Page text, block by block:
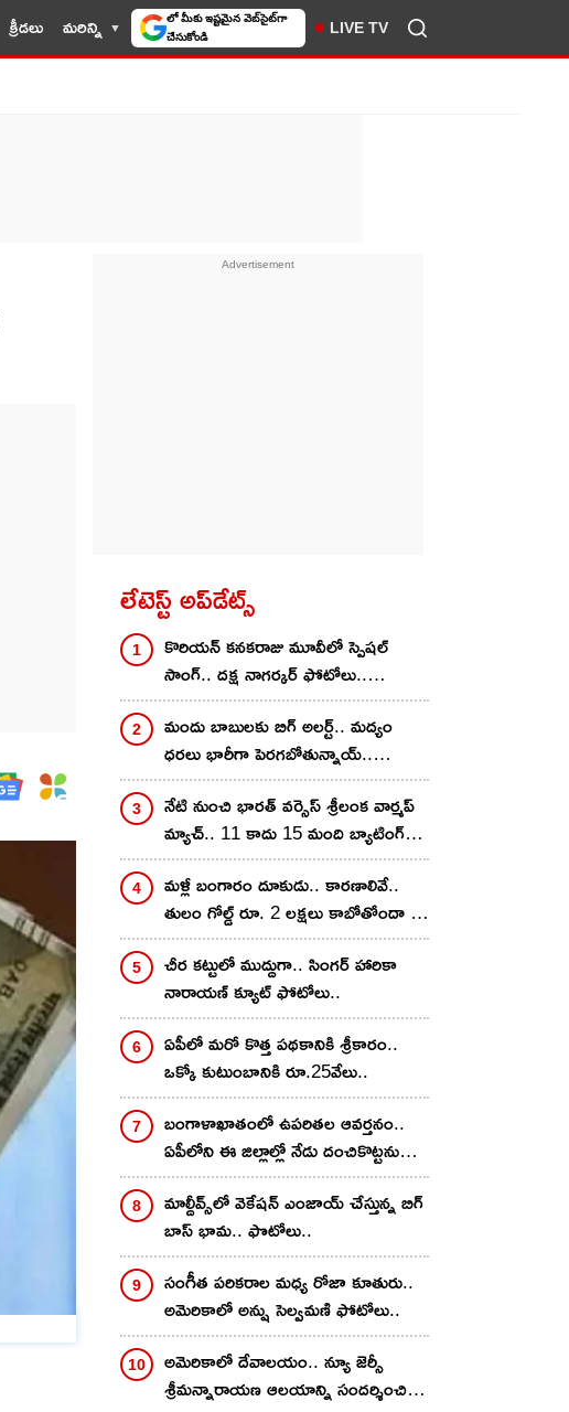
క్రీడలు మరిన్ని 10TV సెలెక్ట్ చేసుకోండి LIVE TV
లేటెస్ట్ అప్‌డేట్స్
కొరియ‌న్ కన‌క‌రాజు మూవీలో స్పెష‌ల్
సాంగ్‌.. దక్ష నాగర్కర్ ఫోటోలు..
రాస‌గుమ్మ‌డివే..
మందు బాబులకు బిగ్ అలర్ట్.. మద్యం
ధరలు భారీగా పెరగబోతున్నాయ్..
కారణాలివే? ఎంత శాతం
పెరుగుతాయంటే?
నేటి నుంచి భార‌త్ వ‌ర్సెస్ శ్రీలంక వార్మ‌ప్
మ్యాచ్‌.. 11 కాదు 15 మంది బ్యాటింగ్
చేయొచ్చు.. రూల్స్ చాలా డిఫ‌రెంట్‌
మళ్లీ బంగారం దూకుడు.. కారణాలివే..
తులం గోల్డ్ రూ. 2 లక్షలు కాబోతోందా ?
నిపుణులు ఏమన్నారంటే?
చీర క‌ట్టులో ముద్దుగా.. సింగ‌ర్ హారికా
నారాయణ్ క్యూట్ ఫోటోలు..
ఏపీలో మరో కొత్త పథకానికి శ్రీకారం..
ఒక్కో కుటుంబానికి రూ.25వేలు..
బంగాళాఖాతంలో ఉపరితల ఆవర్తనం..
ఏపీలోని ఈ జిల్లాల్లో నేడు దంచికొట్టనున్న
వానలు.. హెచ్చరికలు జారీ
మాల్దీవ్స్‌లో వెకేషన్ ఎంజాయ్ చేస్తున్న బిగ్
బాస్ భామ.. ఫొటోలు..
సంగీత పరికరాల మధ్య రోజా కూతురు..
అమెరికాలో అన్షు సెల్వమణి ఫోటోలు..
అమెరికాలో దేవాలయం.. న్యూ జెర్సీ
శ్రీమన్నారాయణ ఆలయాన్ని సందర్శించిన